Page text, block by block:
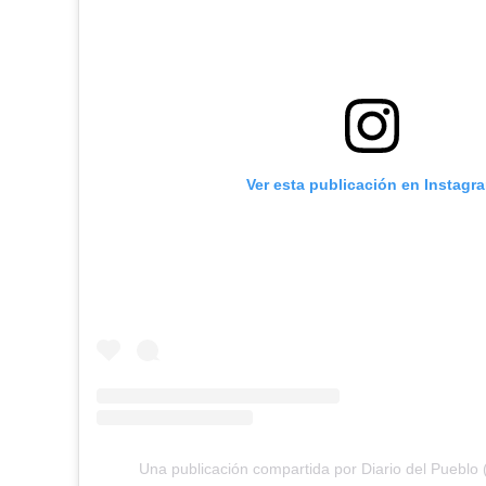
Ver esta publicación en
Una publicación compartida por Diario del Pueblo